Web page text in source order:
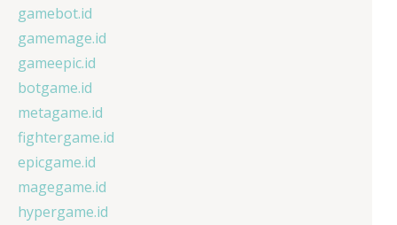
gamebot.id
gamemage.id
gameepic.id
botgame.id
metagame.id
fightergame.id
epicgame.id
magegame.id
hypergame.id